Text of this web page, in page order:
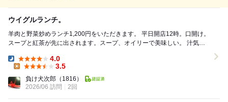
ウイグルランチ。
羊肉と野菜炒めランチ1,200円をいただきます。 平日開店12時。口開け。
スープと紅茶が先に出されます。スープ、オイリーで美味しい。 汁気た
Dinner:
4.0
3.5
負け犬次郎 （1816）
2026/06 訪問
2回